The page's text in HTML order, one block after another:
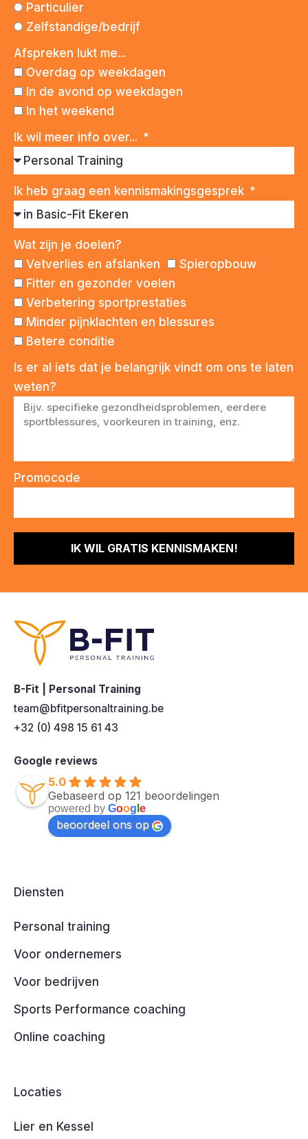
Particulier
Zelfstandige/bedrijf
Afspreken lukt me...
Overdag op weekdagen
In de avond op weekdagen
In het weekend
Ik wil meer info over...
Ik heb graag een kennismakingsgesprek
Wat zijn je doelen?
Vetverlies en afslanken
Spieropbouw
Fitter en gezonder voelen
Verbetering sportprestaties
Minder pijnklachten en blessures
Betere conditie
Is er al iets dat je belangrijk vindt om ons te laten
weten?
Promocode
IK WIL GRATIS KENNISMAKEN!
B-Fit | Personal Training
team@bfitpersonaltraining.be
+32 (0) 498 15 61 43
Google reviews
5.0
Gebaseerd op 121 beoordelingen
powered by Goog e
beoordeel ons op
Diensten
Personal training
Voor ondernemers
Voor bedrijven
Sports Performance coaching
Online coaching
Locaties
Lier en Kessel